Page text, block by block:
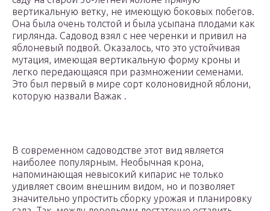
вертикальную ветку, не имеющую боковых побегов.
Она была очень толстой и была усыпана плодами как
гирлянда. Садовод взял с нее черенки и привил на
яблоневый подвой. Оказалось, что это устойчивая
мутация, имеющая вертикальную форму кроны и
легко передающаяся при размножении семенами.
Это был первый в мире сорт колоновидной яблони,
которую назвали Важак .
В современном садоводстве этот вид является
наиболее популярным. Необычная крона,
напоминающая невысокий кипарис не только
удивляет своим внешним видом, но и позволяет
значительно упростить сборку урожая и планировку